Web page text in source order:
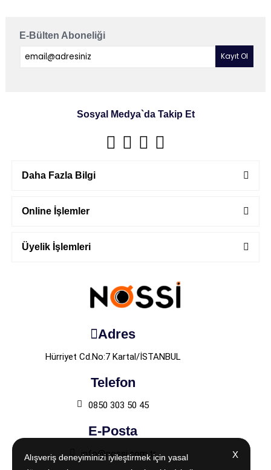
X
Alışveriş deneyiminizi iyileştirmek için yasal
E-Bülten Aboneliği
Sosyal Medya`da Takip Et
Daha Fazla Bilgi
Online İşlemler
Üyelik İşlemleri
Adres
Hürriyet Cd.No:7 Kartal/İSTANBUL
Telefon
0850 303 50 45
E-Posta
info@nossi.com.tr X
Alışveriş deneyiminizi iyileştirmek için yasal